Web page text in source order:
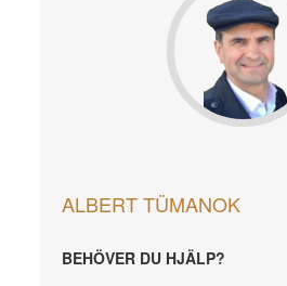
ALBERT TÜMANOK
BEHÖVER DU HJÄLP?